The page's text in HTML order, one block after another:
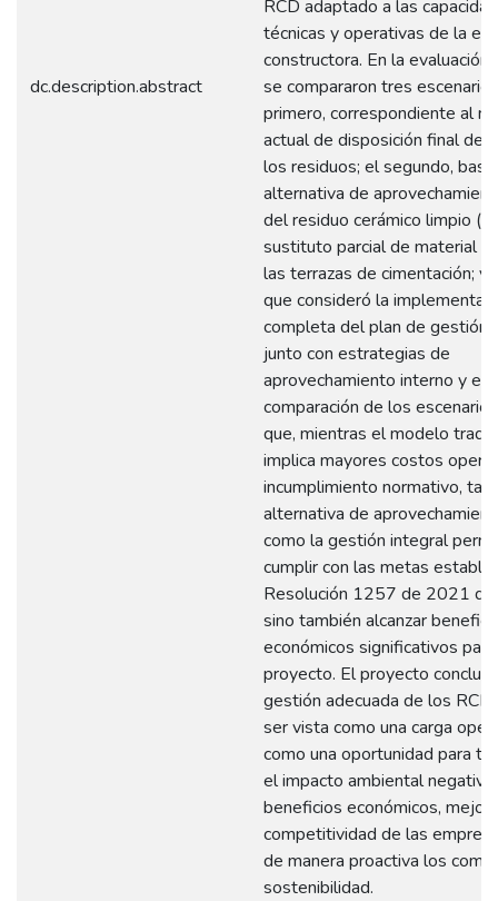
dc.description.abstract
RCD adaptado a las
técnicas y operativas de la
constructora. En la evaluación
se compararon tres
primero, correspondiente al
actual de disposición final
los residuos; el segundo,
alternativa de
del residuo cerámico limpio
sustituto parcial de material
las terrazas de cimentación; y
que consideró la
completa del plan de gestión
junto con estrategias de
aprovechamiento interno y
comparación de los
que, mientras el modelo
implica mayores costos
incumplimiento normativo,
alternativa de
como la gestión integral
cumplir con las metas
Resolución 1257 de 2021
sino también alcanzar
económicos significativos
proyecto. El proyecto
gestión adecuada de los
ser vista como una carga
como una oportunidad para
el impacto ambiental
beneficios económicos,
competitividad de las
de manera proactiva los
sostenibilidad.